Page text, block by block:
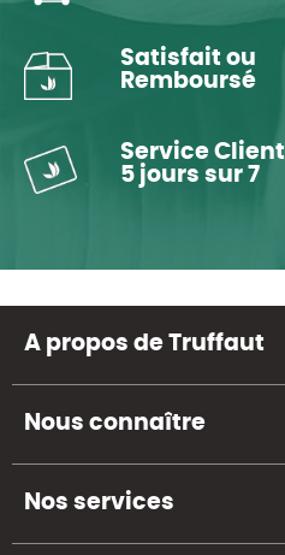
Satisfait ou
Remboursé
Service Client
5 jours sur 7
A propos de Truffaut
Nous connaître
Nos services